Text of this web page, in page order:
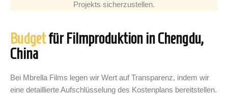
Projekts sicherzustellen.
Budgetfür Filmproduktion in Chengdu,
China
Bei Mbrella Films legen wir Wert auf Transparenz, indem wir
eine detaillierte Aufschlüsselung des Kostenplans bereitstellen.